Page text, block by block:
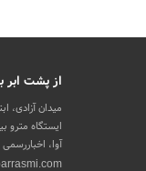
از پشت ابر
میدان آزادی،
ایستگاه مترو
آوا، اخباررسمی